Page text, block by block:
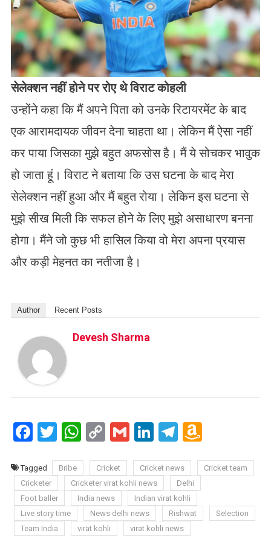
सेलेक्शन नहीं होने पर रोए थे विराट कोहली
उन्होंने कहा कि मैं अपने पिता को उनके रिटायरमेंट के बाद
एक आरामदायक जीवन देना चाहता था। लेकिन मैं ऐसा नहीं
कर पाया जिसका मुझे बहुत अफसोस है। मैं ये सोचकर भावुक
हो जाता हूं। विराट ने बताया कि उस घटना के बाद मेरा
सेलेक्शन नहीं हुआ और मैं बहुत रोया। लेकिन इस घटना से
मुझे सीख मिली कि सफल होने के लिए मुझे असाधारण बनना
होगा। मैंने जो कुछ भी हासिल किया वो मेरा अपना प्रयास
और कड़ी मेहनत का नतीजा है।
Author Recent Posts
Devesh Sharma
Facebook
Twitter
WhatsApp
CopyGmailLinkedIn
Telegram
Amazon
List
Tagged Bribe Cricket Cricket news
Cricket team
Cricketer
Cricketer virat kohli news
Delhi
Foot baller
India news
Indian virat kohli
Live story time
News delhi news Rishwat
Selection
Team India
virat kohli virat kohli news